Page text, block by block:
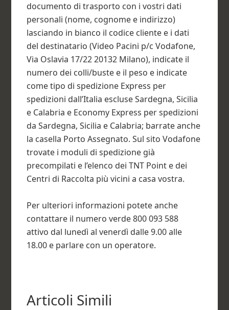
documento di trasporto con i vostri dati
personali (nome, cognome e indirizzo)
lasciando in bianco il codice cliente e i dati
del destinatario (Video Pacini p/c Vodafone,
Via Oslavia 17/22 20132 Milano), indicate il
numero dei colli/buste e il peso e indicate
come tipo di spedizione Express per
spedizioni dall’Italia escluse Sardegna, Sicilia
e Calabria e Economy Express per spedizioni
da Sardegna, Sicilia e Calabria; barrate anche
la casella Porto Assegnato. Sul sito Vodafone
trovate i moduli di spedizione già
precompilati e l’elenco dei TNT Point e dei
Centri di Raccolta più vicini a casa vostra.
Per ulteriori informazioni potete anche
contattare il numero verde 800 093 588
attivo dal lunedì al venerdì dalle 9.00 alle
18.00 e parlare con un operatore.
Articoli Simili